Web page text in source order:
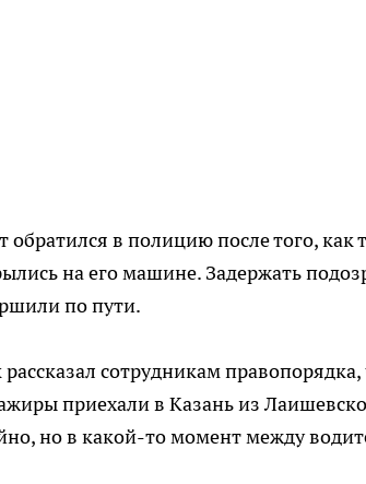
обратился в полицию после того,
на его машине. Задержать
по пути.
сотрудникам
приехали в Казань из
но в какой-то момент между